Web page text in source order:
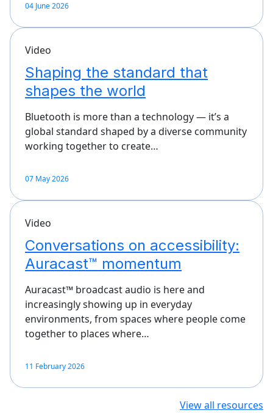
04 June 2026
Video
Shaping the standard that
shapes the world
Bluetooth is more than a technology — it’s a
global standard shaped by a diverse community
working together to create…
07 May 2026
Video
Conversations on accessibility:
Auracast™ momentum
Auracast™ broadcast audio is here and
increasingly showing up in everyday
environments, from spaces where people come
together to places where…
11 February 2026
View all resources